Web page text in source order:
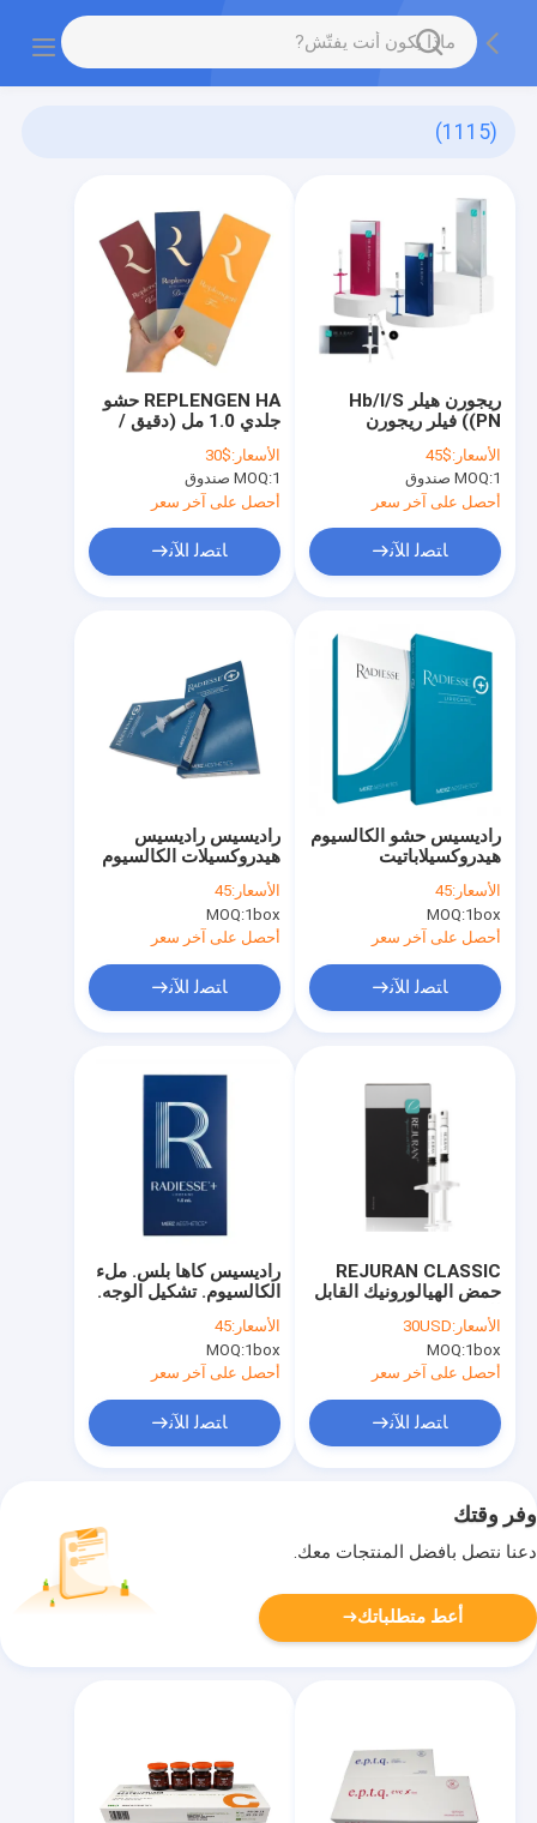
(1115)
REPLENGEN HA حشو
جلدي 1.0 مل (دقيق /
عميق / حجم)
الأسعار:$30
MOQ:1 صندوق
أحصل على آخر سعر
ﺎﺘﺼﻟ ﺍﻶﻧ
ريجورن هيلر Hb/I/S
(PN) فيلر ريجورن
الأسعار:$45
MOQ:1 صندوق
أحصل على آخر سعر
ﺎﺘﺼﻟ ﺍﻶﻧ
راديسيس راديسيس
هيدروكسيلات الكالسيوم
للبيع عبر الإنترنت
الأسعار:45
MOQ:1box
أحصل على آخر سعر
ﺎﺘﺼﻟ ﺍﻶﻧ
راديسيس حشو الكالسيوم
هيدروكسيلاباتيت
راديسيس
الأسعار:45
MOQ:1box
أحصل على آخر سعر
ﺎﺘﺼﻟ ﺍﻶﻧ
راديسيس كاها بلس. ملء
الكالسيوم. تشكيل الوجه.
الأسعار:45
MOQ:1box
أحصل على آخر سعر
ﺎﺘﺼﻟ ﺍﻶﻧ
REJURAN CLASSIC
حمض الهيالورونيك القابل
للحقن لتعزيز البشرة
الأسعار:30USD
MOQ:1box
أحصل على آخر سعر
ﺎﺘﺼﻟ ﺍﻶﻧ
وفر وقتك
دعنا نتصل بأفضل المنتجات معك.
أعط متطلباتك